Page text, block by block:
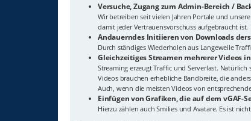
Versuche, Zugang zum Admin-Bereich /
Wir betreiben seit vielen Jahren Portale und
damit jeder Vertrauensvorschuss aufgebraucht ist.
Andauerndes Initiieren von Downloads
Durch ständiges Wiederholen aus Langeweile
Gleichzeitiges Streamen mehrerer Videos
Streaming erzeugt Traffic und Serverlast.
Videos brauchen erhebliche Bandbreite, die
Auch, wenn die meisten Videos von
Einfügen von Grafiken, die auf dem vGAF-
Hierzu zählen auch Smilies und Avatare. Es ist